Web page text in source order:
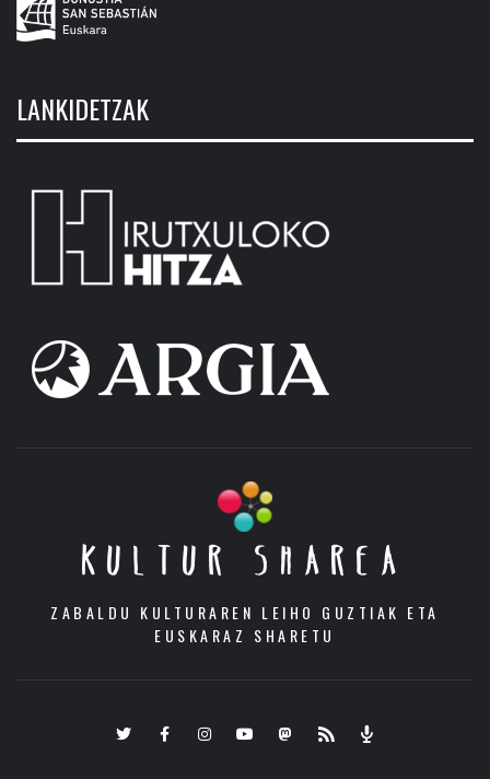
LANKIDETZAK
KULTUR SHAREA
ZABALDU KULTURAREN LEIHO GUZTIAK ETA
EUSKARAZ SHARETU
TwitterFacebookInstagramYoutubeMastodon.eus
RSS Podcast